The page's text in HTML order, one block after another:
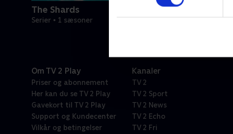
The Shards
Serier • 1 sæsoner
Om TV 2 Play
Priser og abonnement
Her kan du se TV 2 Play
Gavekort til TV 2 Play
Support og Kundecenter
Vilkår og betingelser
Kanaler
TV 2
TV 2 Sport
TV 2 News
TV 2 Echo
TV 2 Fri